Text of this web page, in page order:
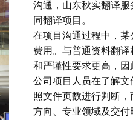
沟通，山东秋实翻译
同翻译项目。
在项目沟通过程中，
费用。与普通资料翻
和严谨性要求更高，
公司项目人员在了解
照文件页数进行判断
方向、专业领域及交